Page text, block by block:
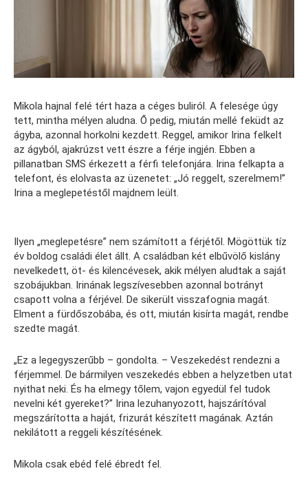
Mikola hajnal felé tért haza a céges buliról. A felesége úgy
tett, mintha mélyen aludna. Ő pedig, miután mellé feküdt az
ágyba, azonnal horkolni kezdett. Reggel, amikor Irina felkelt
az ágyból, ajakrúzst vett észre a férje ingjén. Ebben a
pillanatban SMS érkezett a férfi telefonjára. Irina felkapta a
telefont, és elolvasta az üzenetet: „Jó reggelt, szerelmem!”
Irina a meglepetéstől majdnem leült.
Ilyen „meglepetésre” nem számított a férjétől. Mögöttük tíz
év boldog családi élet állt. A családban két elbűvölő kislány
nevelkedett, öt- és kilencévesek, akik mélyen aludtak a saját
szobájukban. Irinának legszívesebben azonnal botrányt
csapott volna a férjével. De sikerült visszafognia magát.
Elment a fürdőszobába, és ott, miután kisírta magát, rendbe
szedte magát.
„Ez a legegyszerűbb – gondolta. – Veszekedést rendezni a
férjemmel. De bármilyen veszekedés ebben a helyzetben utat
nyithat neki. És ha elmegy tőlem, vajon egyedül fel tudok
nevelni két gyereket?” Irina lezuhanyozott, hajszárítóval
megszárította a haját, frizurát készített magának. Aztán
nekilátott a reggeli készítésének.
Mikola csak ebéd felé ébredt fel.